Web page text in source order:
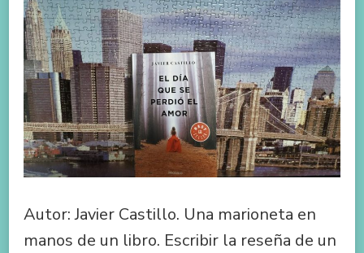
Autor: Javier Castillo. Una marioneta en
manos de un libro. Escribir la reseña de un